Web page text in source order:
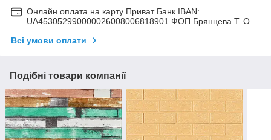
Онлайн оплата на карту Приват Банк IBAN:
UA453052990000026008006818901 ФОП Брянцева Т. О
Всі умови оплати
Подібні товари компанії